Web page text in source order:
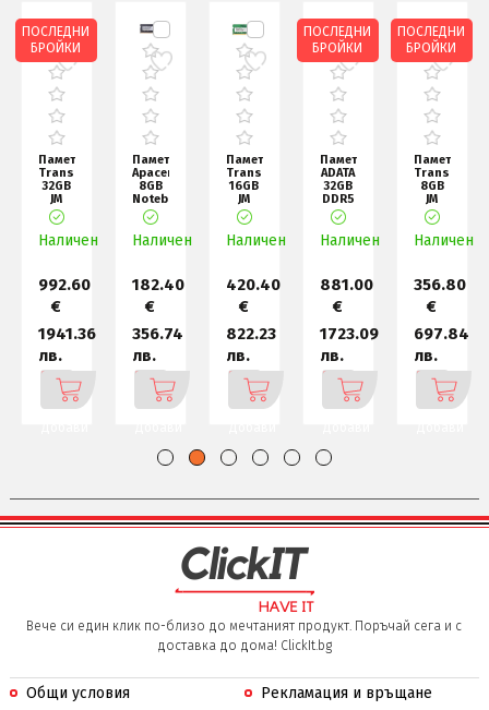
Памет
Transcend
32GB
JM
DDR5
4800
SO-
2Gx
Наличен
992.60
€
1941.36
лв.
ПОСЛЕДНИ
БРОЙКИ
Памет
Apacer
8GB
Notebook
Memory
-
DDR4
Наличен
182.40
€
356.74
лв.
Памет
Transcend
16GB
JM
DDR4
2666Mhz
SO-
Наличен
420.40
€
822.23
лв.
Памет
ADATA
32GB
DDR5
5600
MHz
U-
Наличен
881.00
€
1723.09
лв.
ПОСЛЕДНИ
БРОЙКИ
Памет
Transcend
8GB
JM
DDR5
5600
U-
1Gx1
Наличен
356.80
€
697.84
лв.
ПОСЛЕДНИ
БРОЙКИ
Вече си един клик по-близо до мечтаният продукт. Поръчай сега и с
доставка до дома! ClickIt.bg
Общи условия Рекламация и връщане